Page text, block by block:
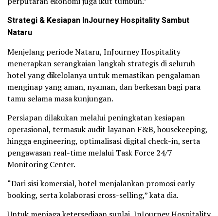
Strategi & Kesiapan InJourney Hospitality Sambut
Nataru
Menjelang periode Nataru, InJourney Hospitality
menerapkan serangkaian langkah strategis di seluruh
hotel yang dikelolanya untuk memastikan pengalaman
menginap yang aman, nyaman, dan berkesan bagi para
tamu selama masa kunjungan.
Persiapan dilakukan melalui peningkatan kesiapan
operasional, termasuk audit layanan F&B, housekeeping,
hingga engineering, optimalisasi digital check-in, serta
pengawasan real-time melalui Task Force 24/7
Monitoring Center.
“Dari sisi komersial, hotel menjalankan promosi early
booking, serta kolaborasi cross-selling,” kata dia.
Untuk menjaga ketersediaan suplai, InJourney Hospitality